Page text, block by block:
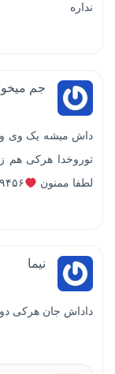
نداره
جم
داش میشه یک وی و
توروخدا هرکی هم
لطفا ممنون
نیما
داداش جان هرکی